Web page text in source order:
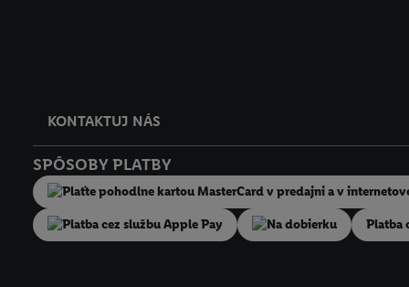
KONTAKTUJ NÁS
SPÔSOBY PLATBY
Na dobierku Platba